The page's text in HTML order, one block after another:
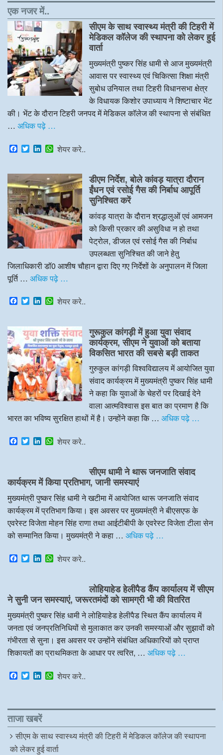
एक नजर में..
सीएम के साथ स्वास्थ्य मंत्री की टिहरी में
मेडिकल कॉलेज की स्थापना को लेकर हुई
वार्ता
मुख्यमंत्री पुष्कर सिंह धामी से आज मुख्यमंत्री
आवास पर स्वास्थ्य एवं चिकित्सा शिक्षा मंत्री
सुबोध उनियाल तथा टिहरी विधानसभा क्षेत्र
के विधायक किशोर उपाध्याय ने शिष्टाचार भेंट
की। भेंट के दौरान टिहरी जनपद में मेडिकल कॉलेज की स्थापना से संबंधित
… अधिक पढ़े …
F
a
e
b
o
o
k
T
w
t
t
e
r
L
k
e
d
I
n
W
t
s
A
p
p
शेयर करे..
डीएम निर्देश, बोले कांवड़ यात्रा दौरान
ईंधन एवं रसोई गैस की निर्बाध आपूर्ति
सुनिश्चित करें
कांवड़ यात्रा के दौरान श्रद्धालुओं एवं आमजन
को किसी प्रकार की असुविधा न हो तथा
पेट्रोल, डीजल एवं रसोई गैस की निर्बाध
उपलब्धता सुनिश्चित की जाने हेतु
जिलाधिकारी डॉ0 आशीष चौहान द्वारा दिए गए निर्देशों के अनुपालन में जिला
पूर्ति … अधिक पढ़े …
F
a
e
b
o
k
T
w
t
t
e
r
L
k
e
d
I
n
W
t
s
A
p
p
शेयर करे..
गुरूकुल कांगड़ी में हुआ युवा संवाद
कार्यक्रम, सीएम ने युवाओं को बताया
विकसित भारत की सबसे बड़ी ताकत
गुरुकुल कांगड़ी विश्वविद्यालय में आयोजित युवा
संवाद कार्यक्रम में मुख्यमंत्री पुष्कर सिंह धामी
ने कहा कि युवाओं के चेहरों पर दिखाई देने
वाला आत्मविश्वास इस बात का प्रमाण है कि
भारत का भविष्य सुरक्षित हाथों में है। उन्होंने कहा कि … अधिक पढ़े …
F
a
o
o
k
T
w
e
r
L
d
I
n
W
A
p
p
शेयर करे..
सीएम धामी ने थारू जनजाति संवाद
कार्यक्रम में किया प्रतिभाग, जानी समस्याएं
मुख्यमंत्री पुष्कर सिंह धामी ने खटीमा में आयोजित थारू जनजाति संवाद
कार्यक्रम में प्रतिभाग किया। इस अवसर पर मुख्यमंत्री ने बीएसएफ के
एवरेस्ट विजेता मोहन सिंह राणा तथा आईटीबीपी के एवरेस्ट विजेता टीला सेन
को सम्मानित किया। मुख्यमंत्री ने कहा … अधिक पढ़े …
F
a
o
o
k
T
w
e
L
d
I
n
W
A
p
p
शेयर करे..
लोहियाहेड हेलीपैड कैंप कार्यालय में सीएम
ने सुनी जन समस्याएं, जरूरतमंदों को सामग्री भी की वितरित
मुख्यमंत्री पुष्कर सिंह धामी ने लोहियाहेड हेलीपैड स्थित कैंप कार्यालय में
जनता एवं जनप्रतिनिधियों से मुलाकात कर उनकी समस्याओं और सुझावों को
गंभीरता से सुना। इस अवसर पर उन्होंने संबंधित अधिकारियों को प्राप्त
शिकायतों का प्राथमिकता के आधार पर त्वरित, … अधिक पढ़े …
F
a
b
o
o
k
T
w
t
e
r
L
e
d
I
n
W
s
p
शेयर करे..
ताजा खबरें
सीएम के साथ स्वास्थ्य मंत्री की टिहरी में मेडिकल कॉलेज की स्थापना
को लेकर हुई वार्ता